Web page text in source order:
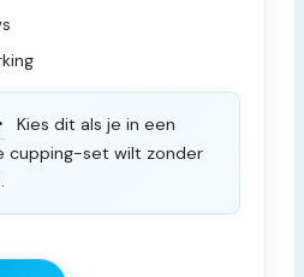
Kies dit als je in een
cupping-set wilt zonder